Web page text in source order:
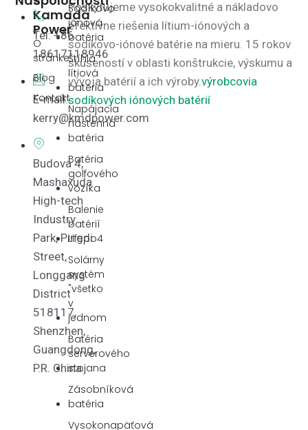
Poskytujeme vysokokvalitné a nákladovo
efektívne riešenia lítium-iónových a
sodíkovo-iónové batérie na mieru. 15 rokov
skúseností v oblasti konštrukcie, výskumu a
vývoja batérií a ich výroby.výrobcovia
sodíkových iónových batérií
Sodíkovo
iónová
batéria
Štíhla
lítiová
batéria
Napájacia
nástenná
batéria
Batéria
golfového
vozíka
Balenie
batérií
Lifepo4
Solárny
systém
"všetko
v
jednom
Batéria
serverového
stojana
Zásobníková
batéria
Vysokonapäťová
Kamada
Power
O
stránke
Blog
Kontakt
Tel: +86
18617118946
E-mail:
kerry@kmdpower.com
Budova 4,
Mashaxuda
High-tech
Industry
Park, Pingdi
Street,
Longgang
District
518117,
Shenzhen,
Guangdong,
P.R. China.